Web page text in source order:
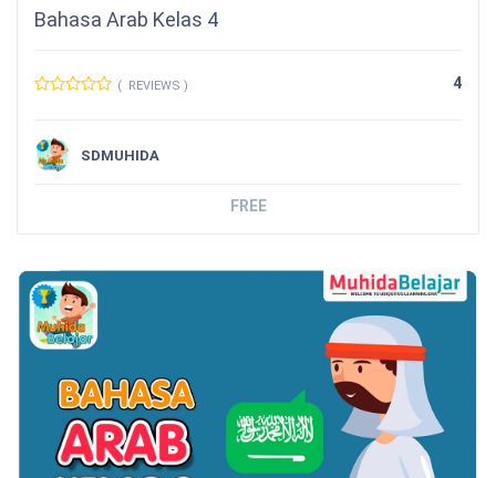
Bahasa Arab Kelas 4
( REVIEWS ) 4
SDMUHIDA
FREE